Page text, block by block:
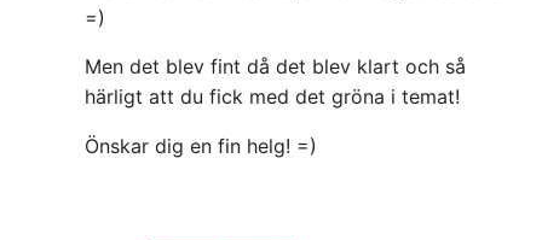
=)
Men det blev fint då det blev klart och så
härligt att du fick med det gröna i temat!
Önskar dig en fin helg! =)